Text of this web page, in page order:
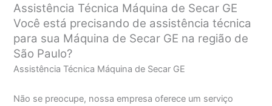
Assistência Técnica Máquina de Secar GE
Você está precisando de assistência técnica
para sua Máquina de Secar GE na região de
São Paulo?
Assistência Técnica Máquina de Secar GE
Não se preocupe, nossa empresa oferece um serviço